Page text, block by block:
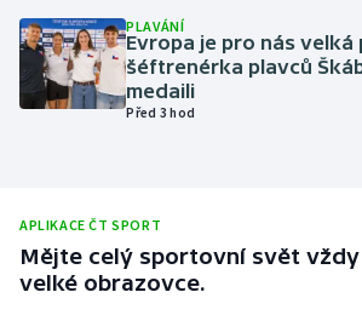
Plavání
Plážový volejbal
Rychlostní kanoistika
PLAVÁNÍ
Evropa je pro nás
šéftrenérka plavců
medaili
Před 3 hod
APLIKACE ČT SPORT
Mějte celý sportovní svět vždy
velké obrazovce.